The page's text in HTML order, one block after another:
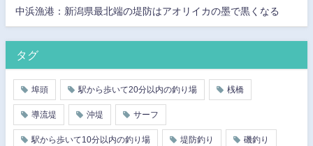
中浜漁港：新潟県最北端の堤防はアオリイカの墨で黒くなる
タグ
埠頭 駅から歩いて20分以内の釣り場 桟橋
導流堤 沖堤 サーフ
駅から歩いて10分以内の釣り場 堤防釣り 磯釣り